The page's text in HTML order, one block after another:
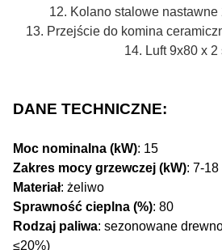
12. Kolano stalowe nastawne
13. Przejście do komina
14. Luft 9x80 x 2
DANE TECHNICZNE:
Moc nominalna (kW): 15
Zakres mocy grzewczej (kW): 7-18
Materiał: żeliwo
Sprawność cieplna (%): 80
Rodzaj paliwa: sezonowane
≤20%)